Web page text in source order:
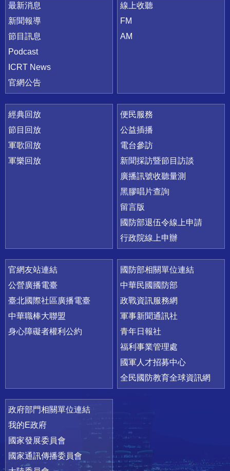
最新消息
新聞報導
節目訊息
Podcast
ICRT News
官網公告
線上收聽
FM
AM
經典回放
節目回放
軍歌回放
軍樂回放
便民服務
公益插播
電台參訪
新聞採訪暨節目訪談
廣播訊號收聽量測
黑膠唱片查詢
留言版
國防部退伍令線上申請
行政院線上申辦
官網友站連結
公營廣播電臺
臺北國際社區廣播電臺
中華職棒大聯盟
身心障礙者權利公約
國防部相關單位連結
中華民國國防部
政戰資訊服務網
軍事新聞通訊社
青年日報社
福利事業管理處
國軍人才招募中心
全民國防教育全球資訊網
政府部門相關單位連結
我的E政府
國家發展委員會
國家通訊傳播委員會